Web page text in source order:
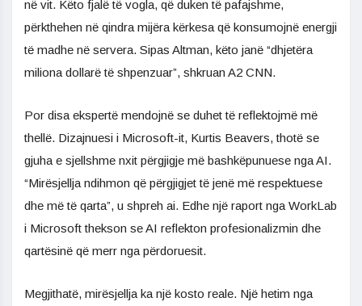
në vit. Këto fjalë të vogla, që duken të pafajshme,
përkthehen në qindra mijëra kërkesa që konsumojnë energji
të madhe në servera. Sipas Altman, këto janë “dhjetëra
miliona dollarë të shpenzuar”, shkruan A2 CNN.
Por disa ekspertë mendojnë se duhet të reflektojmë më
thellë. Dizajnuesi i Microsoft-it, Kurtis Beavers, thotë se
gjuha e sjellshme nxit përgjigje më bashkëpunuese nga AI.
“Mirësjellja ndihmon që përgjigjet të jenë më respektuese
dhe më të qarta”, u shpreh ai. Edhe një raport nga WorkLab
i Microsoft thekson se AI reflekton profesionalizmin dhe
qartësinë që merr nga përdoruesit.
Megjithatë, mirësjellja ka një kosto reale. Një hetim nga